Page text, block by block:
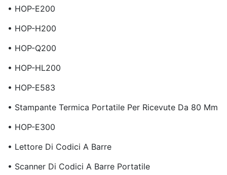
• HOP-E200
• HOP-H200
• HOP-Q200
• HOP-HL200
• HOP-E583
• Stampante Termica Portatile Per Ricevute Da 80 Mm
• HOP-E300
• Lettore Di Codici A Barre
• Scanner Di Codici A Barre Portatile